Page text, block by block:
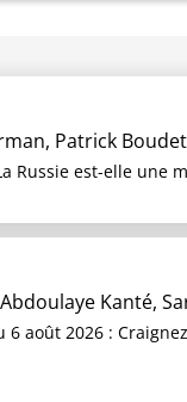
Patrick
Russie est-elle une
Kanté,
6 août 2026 :